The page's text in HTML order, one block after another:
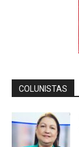
COLUNISTAS